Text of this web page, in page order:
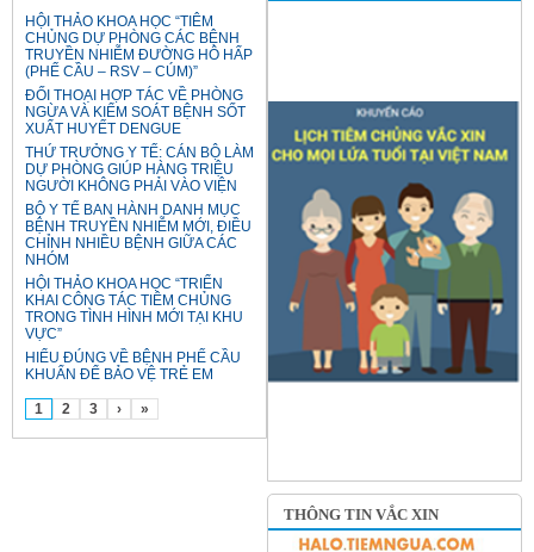
HỘI THẢO KHOA HỌC “TIÊM
CHỦNG DỰ PHÒNG CÁC BỆNH
TRUYỀN NHIỄM ĐƯỜNG HÔ HẤP
(PHẾ CẦU – RSV – CÚM)”
ĐỐI THOẠI HỢP TÁC VỀ PHÒNG
NGỪA VÀ KIỂM SOÁT BỆNH SỐT
XUẤT HUYẾT DENGUE
THỨ TRƯỞNG Y TẾ: CÁN BỘ LÀM
DỰ PHÒNG GIÚP HÀNG TRIỆU
NGƯỜI KHÔNG PHẢI VÀO VIỆN
BỘ Y TẾ BAN HÀNH DANH MỤC
BỆNH TRUYỀN NHIỄM MỚI, ĐIỀU
CHỈNH NHIỀU BỆNH GIỮA CÁC
NHÓM
HỘI THẢO KHOA HỌC “TRIỂN
KHAI CÔNG TÁC TIÊM CHỦNG
TRONG TÌNH HÌNH MỚI TẠI KHU
VỰC”
HIỂU ĐÚNG VỀ BỆNH PHẾ CẦU
KHUẨN ĐỂ BẢO VỆ TRẺ EM
1 2 3 › »
THÔNG TIN VẮC XIN